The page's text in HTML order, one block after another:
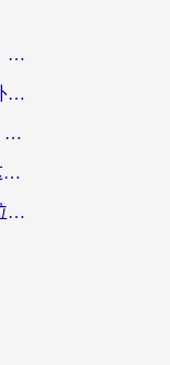
在英国用天猫地区限制怎么办？海外党必备的国内平台解锁指南
在香港听不了书旗小说吗？海外党突破内容限制的实用指南
在法国用Soul地区限制怎么办？3个实用技巧帮你轻松解决（附德国场景方案）
海外看CCTV视频版权受限？这份实用攻略帮你解锁国内影视+解决足球直播&政务APP难题
在柬埔寨用渤海银行怎么把定位修改到中国国内？3招解决海外生活的“数字乡愁”